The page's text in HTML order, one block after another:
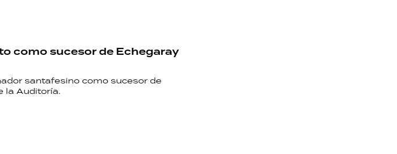
como sucesor de Echegaray
santafesino como sucesor de
la Auditoría.